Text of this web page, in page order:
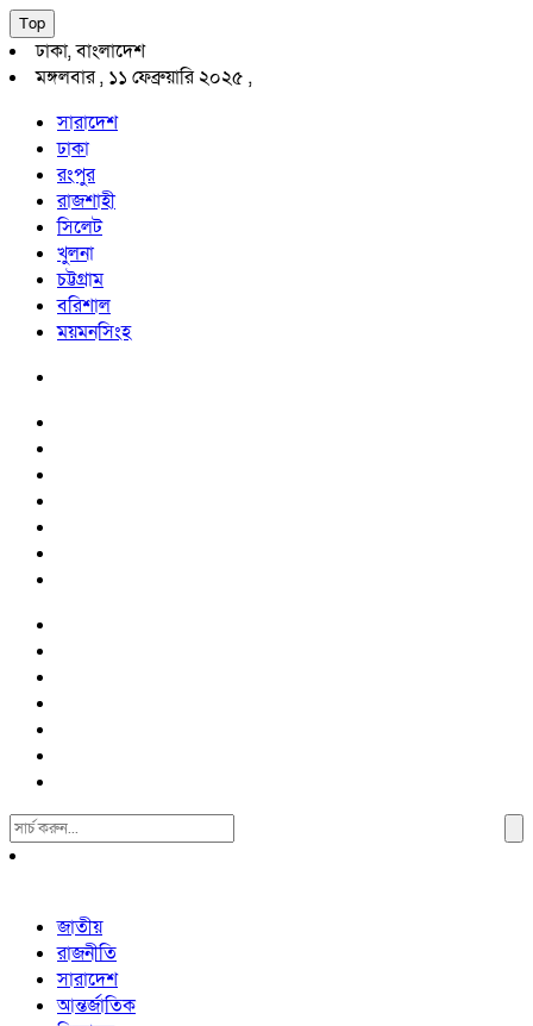
Top
ঢাকা, বাংলাদেশ
মঙ্গলবার , ১১ ফেব্রুয়ারি ২০২৫ ,
সারাদেশ
ঢাকা
রংপুর
রাজশাহী
সিলেট
খুলনা
চট্টগ্রাম
বরিশাল
ময়মনসিংহ
Search
For:
জাতীয়
রাজনীতি
সারাদেশ
আন্তর্জাতিক